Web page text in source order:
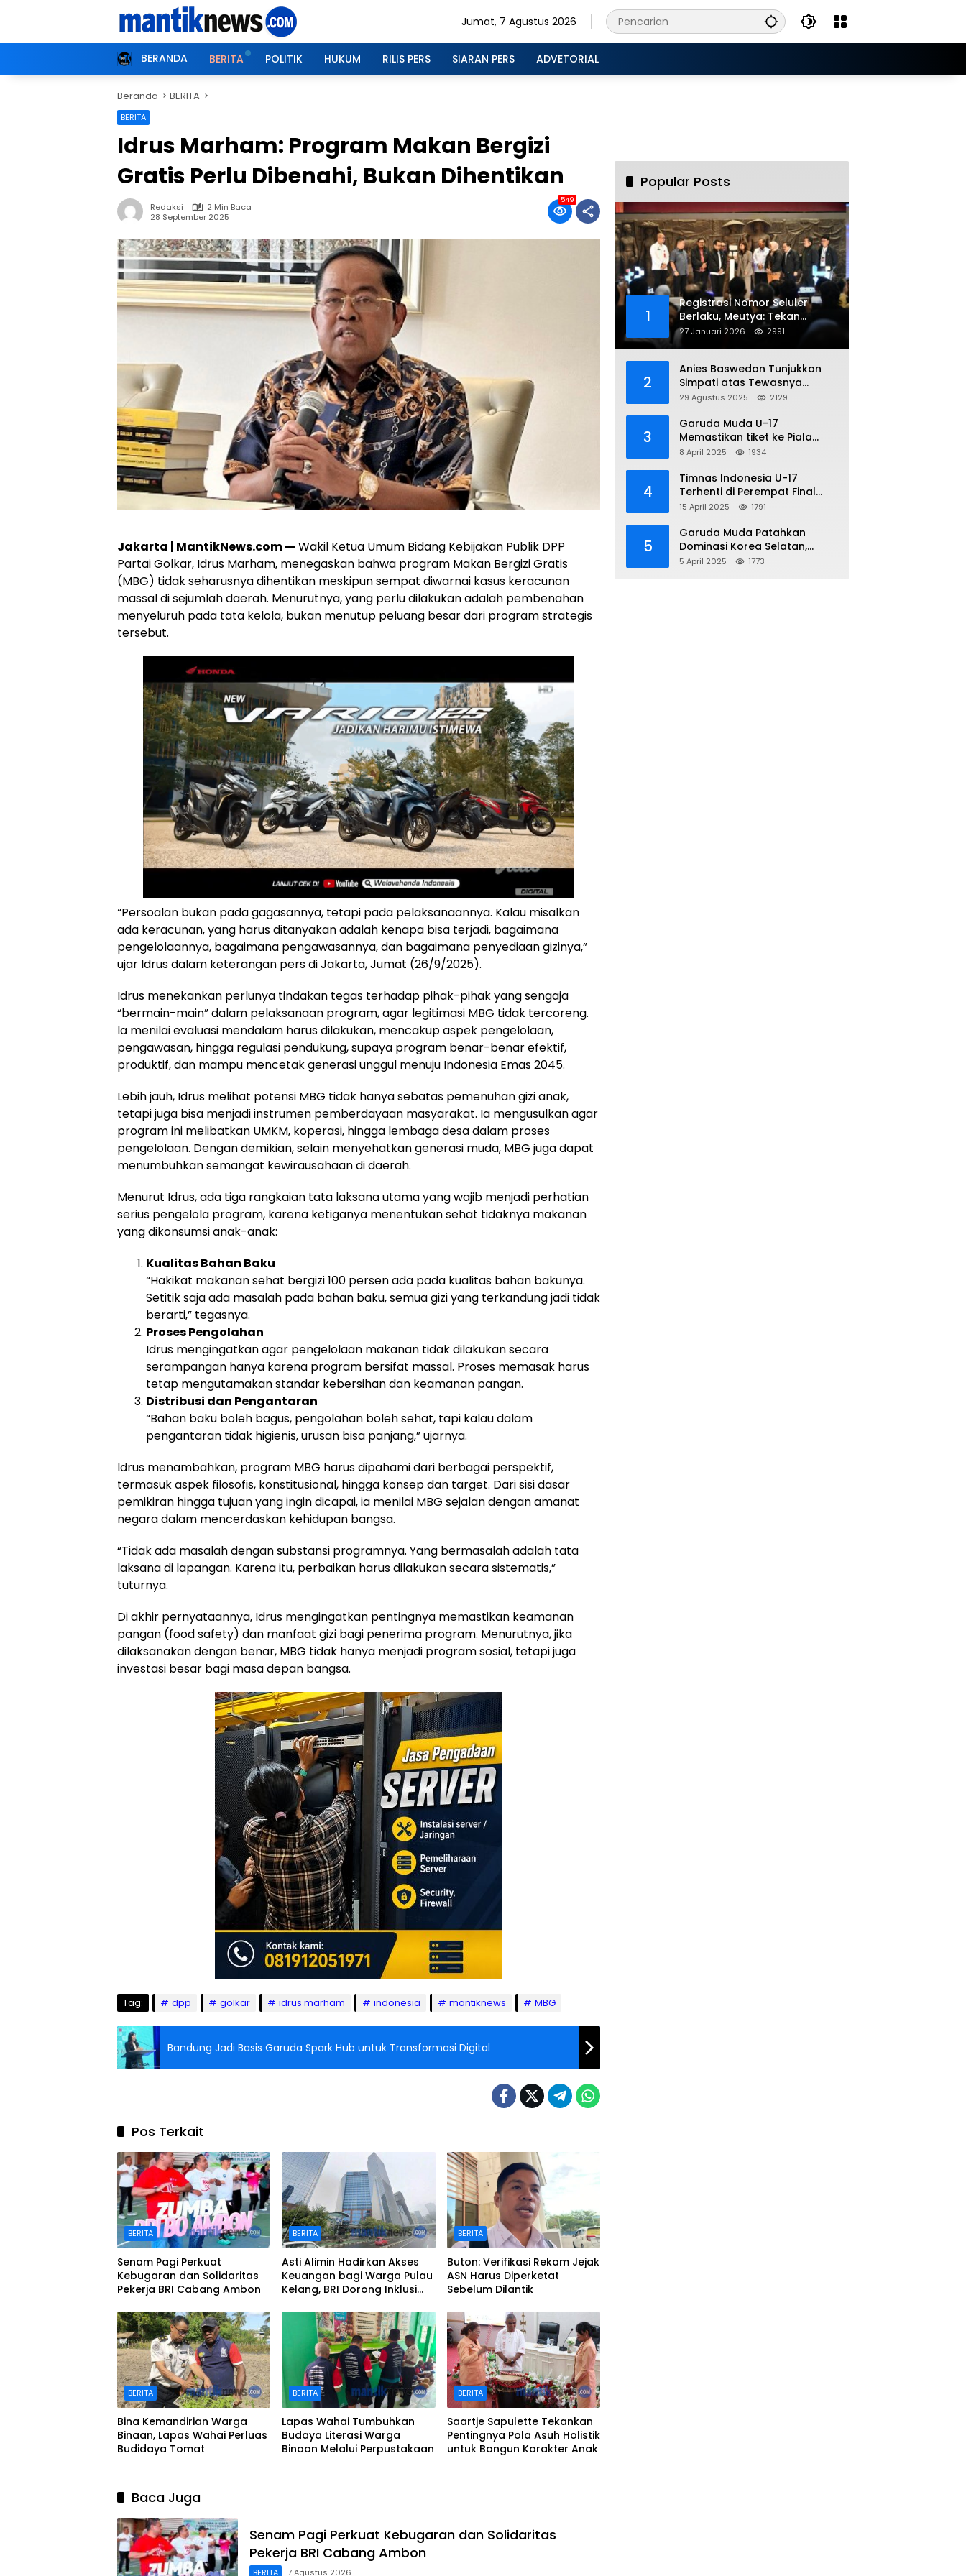
Jumat, 7 Agustus 2026
BERANDA BERITA POLITIK HUKUM RILIS PERS SIARAN PERS ADVETORIAL
Beranda BERITA
BERITA
Idrus Marham: Program Makan Bergizi
Gratis Perlu Dibenahi, Bukan Dihentikan
Redaksi
2 Min Baca
28 September 2025
549
Jakarta | MantikNews.com — Wakil Ketua Umum Bidang Kebijakan Publik DPP
Partai Golkar, Idrus Marham, menegaskan bahwa program Makan Bergizi Gratis
(MBG) tidak seharusnya dihentikan meskipun sempat diwarnai kasus keracunan
massal di sejumlah daerah. Menurutnya, yang perlu dilakukan adalah pembenahan
menyeluruh pada tata kelola, bukan menutup peluang besar dari program strategis
tersebut.
“Persoalan bukan pada gagasannya, tetapi pada pelaksanaannya. Kalau misalkan
ada keracunan, yang harus ditanyakan adalah kenapa bisa terjadi, bagaimana
pengelolaannya, bagaimana pengawasannya, dan bagaimana penyediaan gizinya,”
ujar Idrus dalam keterangan pers di Jakarta, Jumat (26/9/2025).
Idrus menekankan perlunya tindakan tegas terhadap pihak-pihak yang sengaja
“bermain-main” dalam pelaksanaan program, agar legitimasi MBG tidak tercoreng.
Ia menilai evaluasi mendalam harus dilakukan, mencakup aspek pengelolaan,
pengawasan, hingga regulasi pendukung, supaya program benar-benar efektif,
produktif, dan mampu mencetak generasi unggul menuju Indonesia Emas 2045.
Lebih jauh, Idrus melihat potensi MBG tidak hanya sebatas pemenuhan gizi anak,
tetapi juga bisa menjadi instrumen pemberdayaan masyarakat. Ia mengusulkan agar
program ini melibatkan UMKM, koperasi, hingga lembaga desa dalam proses
pengelolaan. Dengan demikian, selain menyehatkan generasi muda, MBG juga dapat
menumbuhkan semangat kewirausahaan di daerah.
Menurut Idrus, ada tiga rangkaian tata laksana utama yang wajib menjadi perhatian
serius pengelola program, karena ketiganya menentukan sehat tidaknya makanan
yang dikonsumsi anak-anak:
Kualitas Bahan Baku
“Hakikat makanan sehat bergizi 100 persen ada pada kualitas bahan bakunya.
Setitik saja ada masalah pada bahan baku, semua gizi yang terkandung jadi tidak
berarti,” tegasnya.
Proses Pengolahan
Idrus mengingatkan agar pengelolaan makanan tidak dilakukan secara
serampangan hanya karena program bersifat massal. Proses memasak harus
tetap mengutamakan standar kebersihan dan keamanan pangan.
Distribusi dan Pengantaran
“Bahan baku boleh bagus, pengolahan boleh sehat, tapi kalau dalam
pengantaran tidak higienis, urusan bisa panjang,” ujarnya.
Idrus menambahkan, program MBG harus dipahami dari berbagai perspektif,
termasuk aspek filosofis, konstitusional, hingga konsep dan target. Dari sisi dasar
pemikiran hingga tujuan yang ingin dicapai, ia menilai MBG sejalan dengan amanat
negara dalam mencerdaskan kehidupan bangsa.
“Tidak ada masalah dengan substansi programnya. Yang bermasalah adalah tata
laksana di lapangan. Karena itu, perbaikan harus dilakukan secara sistematis,”
tuturnya.
Di akhir pernyataannya, Idrus mengingatkan pentingnya memastikan keamanan
pangan (food safety) dan manfaat gizi bagi penerima program. Menurutnya, jika
dilaksanakan dengan benar, MBG tidak hanya menjadi program sosial, tetapi juga
investasi besar bagi masa depan bangsa.
Tag: dpp golkar idrus marham indonesia mantiknews MBG
Bandung Jadi Basis Garuda Spark Hub untuk Transformasi Digital
Pos Terkait
BERITA
Senam Pagi Perkuat
Kebugaran dan Solidaritas
Pekerja BRI Cabang Ambon
BERITA
Asti Alimin Hadirkan Akses
Keuangan bagi Warga Pulau
Kelang, BRI Dorong Inklusi
BERITA
Buton: Verifikasi Rekam Jejak
ASN Harus Diperketat
Sebelum Dilantik
BERITA
Bina Kemandirian Warga
Binaan, Lapas Wahai Perluas
Budidaya Tomat
BERITA
Lapas Wahai Tumbuhkan
Budaya Literasi Warga
Binaan Melalui Perpustakaan
BERITA
Saartje Sapulette Tekankan
Pentingnya Pola Asuh Holistik
untuk Bangun Karakter Anak
Baca Juga
Senam Pagi Perkuat Kebugaran dan Solidaritas
Pekerja BRI Cabang Ambon
BERITA 7 Agustus 2026
Popular Posts
1
Registrasi Nomor Seluler
Berlaku, Meutya: Tekan
Penipuan Online
27 Januari 2026 2991
2
Anies Baswedan Tunjukkan
Simpati atas Tewasnya
Pengemudi Ojol dalam Aksi
29 Agustus 2025 2129
3
Garuda Muda U-17
Memastikan tiket ke Piala
Dunia Setelah Mencetak
Yaman 4-1 di Piala Asia 2025
8 April 2025 1934
4
Timnas Indonesia U-17
Terhenti di Perempat Final
Piala Asia 2025: Terkecoh
15 April 2025 1791
5
Garuda Muda Patahkan
Dominasi Korea Selatan,
Dalam Laga Pembuka Piala
5 April 2025 1773